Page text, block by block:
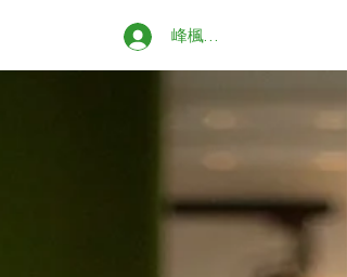
峰楓ブログ読者登録する